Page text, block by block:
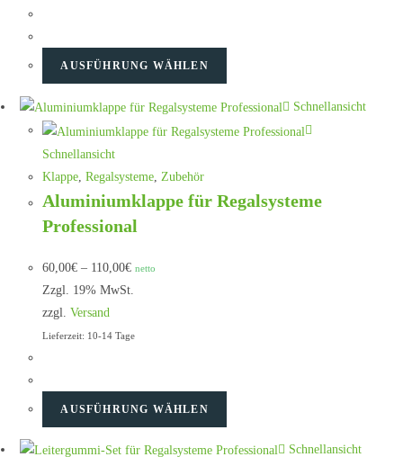
AUSFÜHRUNG WÄHLEN
Schnellansicht
Schnellansicht
Klappe ,Regalsysteme Zubehör
Aluminiumklappe für Regalsysteme
Professional
60,00€ – 110,00€ netto
Zzgl. 19% MwSt.
zzgl.Versand
Lieferzeit: 10-14 Tage
AUSFÜHRUNG WÄHLEN
Schnellansicht